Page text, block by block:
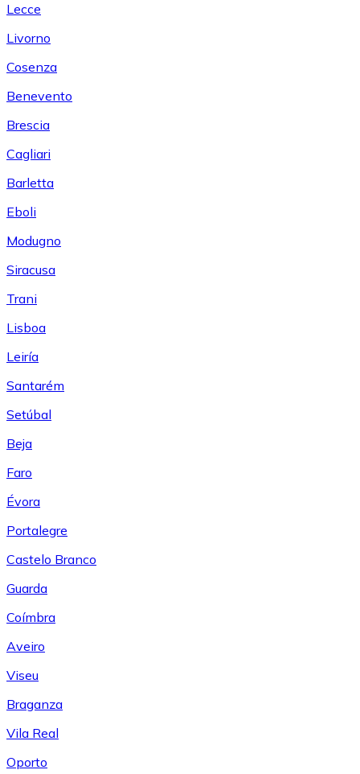
Lecce
Livorno
Cosenza
Benevento
Brescia
Cagliari
Barletta
Eboli
Modugno
Siracusa
Trani
Lisboa
Leiría
Santarém
Setúbal
Beja
Faro
Évora
Portalegre
Castelo Branco
Guarda
Coímbra
Aveiro
Viseu
Braganza
Vila Real
Oporto